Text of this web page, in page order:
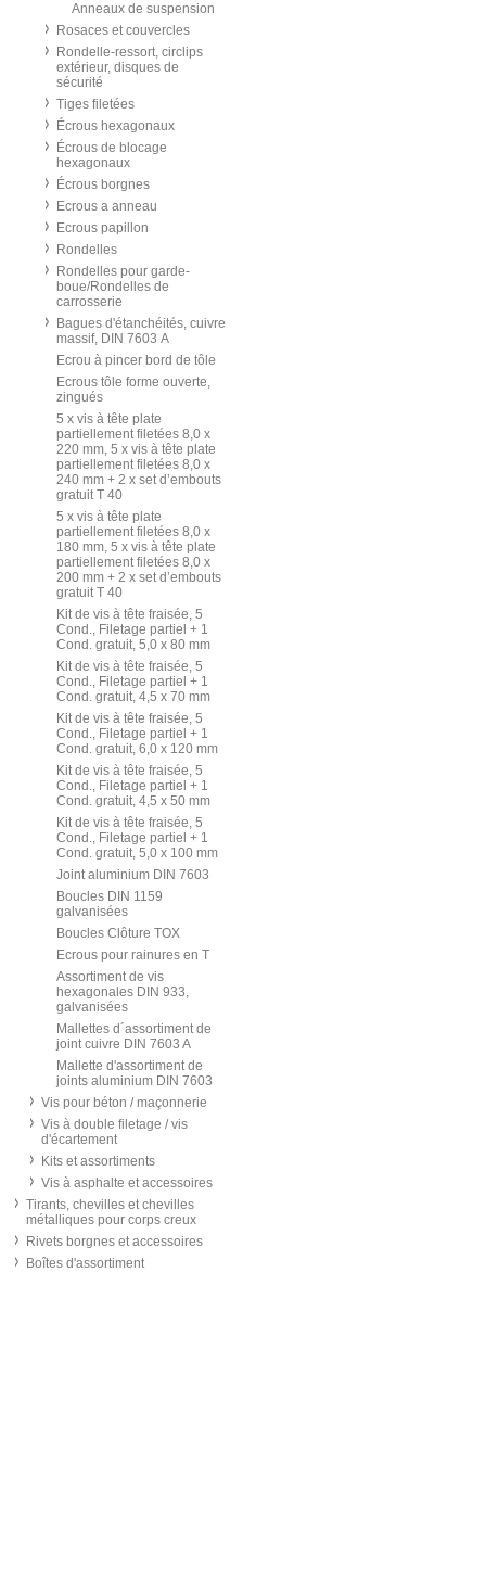
Anneaux de suspension
Rosaces et couvercles
Rondelle-ressort, circlips
extérieur, disques de
sécurité
Tiges filetées
Écrous hexagonaux
Écrous de blocage
hexagonaux
Écrous borgnes
Ecrous a anneau
Ecrous papillon
Rondelles
Rondelles pour garde-
boue/Rondelles de
carrosserie
Bagues d'étanchéités, cuivre
massif, DIN 7603 A
Ecrou à pincer bord de tôle
Ecrous tôle forme ouverte,
zingués
5 x vis à tête plate
partiellement filetées 8,0 x
220 mm, 5 x vis à tête plate
partiellement filetées 8,0 x
240 mm + 2 x set d’embouts
gratuit T 40
5 x vis à tête plate
partiellement filetées 8,0 x
180 mm, 5 x vis à tête plate
partiellement filetées 8,0 x
200 mm + 2 x set d’embouts
gratuit T 40
Kit de vis à tête fraisée, 5
Cond., Filetage partiel + 1
Cond. gratuit, 5,0 x 80 mm
Kit de vis à tête fraisée, 5
Cond., Filetage partiel + 1
Cond. gratuit, 4,5 x 70 mm
Kit de vis à tête fraisée, 5
Cond., Filetage partiel + 1
Cond. gratuit, 6,0 x 120 mm
Kit de vis à tête fraisée, 5
Cond., Filetage partiel + 1
Cond. gratuit, 4,5 x 50 mm
Kit de vis à tête fraisée, 5
Cond., Filetage partiel + 1
Cond. gratuit, 5,0 x 100 mm
Joint aluminium DIN 7603
Boucles DIN 1159
galvanisées
Boucles Clôture TOX
Ecrous pour rainures en T
Assortiment de vis
hexagonales DIN 933,
galvanisées
Mallettes d´assortiment de
joint cuivre DIN 7603 A
Mallette d'assortiment de
joints aluminium DIN 7603
Vis pour béton / maçonnerie
Vis à double filetage / vis
d'écartement
Kits et assortiments
Vis à asphalte et accessoires
Tirants, chevilles et chevilles
métalliques pour corps creux
Rivets borgnes et accessoires
Boîtes d'assortiment